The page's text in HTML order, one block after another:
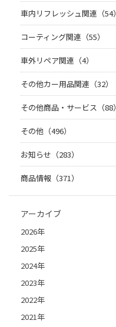
車内リフレッシュ関連（54）
コーティング関連（55）
車外リペア関連（4）
その他カー用品関連（32）
その他商品・サービス（88）
その他（496）
お知らせ（283）
商品情報（371）
アーカイブ
2026年
2025年
2024年
2023年
2022年
2021年